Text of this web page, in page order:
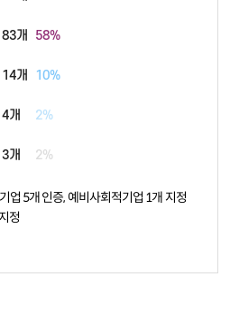
83개 58%
14개 10%
4개 2%
3개 2%
업 5개 인증, 예비사회적기업 1개 지정
정